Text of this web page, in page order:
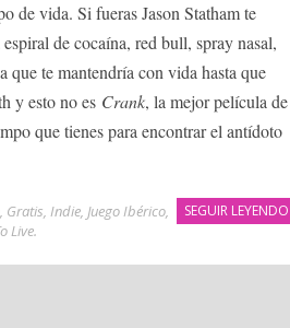
de vida. Si fueras Jason Statham te
de cocaína, red bull, spray nasal,
que te mantendría con vida hasta que
y esto no es Crank, la mejor película de
que tienes para encontrar el antídoto
SEGUIR LEYENDO
, Gratis, Indie, Juego Ibérico,
Live.